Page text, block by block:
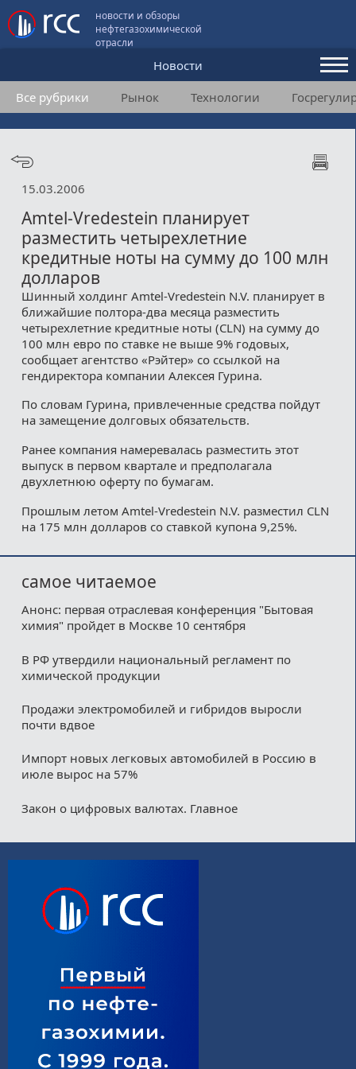
новости и обзоры
нефтегазохимической
отрасли
Новости
Аналитика и мнения
Конференции
Пользовательское соглашение
Медиакит
Контакты
Все рубрики Рынок Технологии
15.03.2006
Amtel-Vredestein планирует
разместить четырехлетние
кредитные ноты на сумму до 100 млн
долларов
Шинный холдинг Amtel-Vredestein N.V. планирует в
ближайшие полтора-два месяца разместить
четырехлетние кредитные ноты (CLN) на сумму до
100 млн евро по ставке не выше 9% годовых,
сообщает агентство «Рэйтер» со ссылкой на
гендиректора компании Алексея Гурина.
По словам Гурина, привлеченные средства пойдут
на замещение долговых обязательств.
Ранее компания намеревалась разместить этот
выпуск в первом квартале и предполагала
двухлетнюю оферту по бумагам.
Прошлым летом Amtel-Vredestein N.V. разместил CLN
на 175 млн долларов со ставкой купона 9,25%.
самое читаемое
Анонс: первая отраслевая конференция "Бытовая
химия" пройдет в Москве 10 сентября
В РФ утвердили национальный регламент по
химической продукции
Продажи электромобилей и гибридов выросли
почти вдвое
Импорт новых легковых автомобилей в Россию в
июле вырос на 57%
Закон о цифровых валютах. Главное